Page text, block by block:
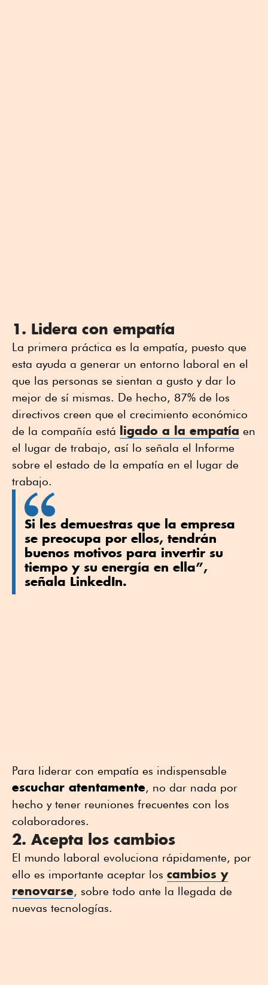
1. Lidera con empatía
La primera práctica es la empatía, puesto que
esta ayuda a generar un entorno laboral en el
que las personas se sientan a gusto y dar lo
mejor de sí mismas. De hecho, 87% de los
directivos creen que el crecimiento económico
de la compañía está
ligado a la empatía en
el lugar de trabajo, así lo señala el Informe
sobre el estado de la empatía en el lugar de
trabajo.
Si les demuestras que la empresa
se preocupa por ellos, tendrán
buenos motivos para invertir su
tiempo y su energía en ella”,
señala LinkedIn.
Para liderar con empatía es indispensable
escuchar atentamente, no dar nada por
hecho y tener reuniones frecuentes con los
colaboradores.
2. Acepta los cambios
El mundo laboral evoluciona rápidamente, por
ello es importante aceptar los cambios y
renovarse, sobre todo ante la llegada de
nuevas tecnologías.